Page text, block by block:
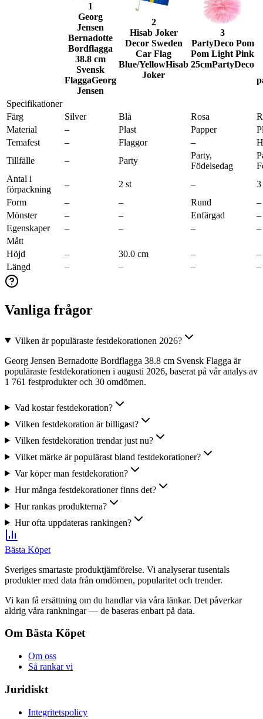
1
Georg
Jensen
Bernadotte
Bordflagga
38.8 cm
Svensk
FlaggaGeorg
Jensen
2
Hisab Joker
Decor Sweden
Car Flag
Blue/YellowHisab
Joker
3
PartyDeco Pom
Pom Light Pink
25cmPartyDeco
Specifikationer
Färg
Silver Blå Rosa
Material
– Plast Papper
Temafest
– Flaggor –
Tillfälle
– Party
Party,
Födelsedag
Antal i
förpackning
– 2 st –
3
Form
– – Rund
–
Mönster
– – Enfärgad
–
Egenskaper
– – –
–
Mått
Höjd
– 30.0 cm –
–
Längd
– – – –
Vanliga frågor
Vilken är populäraste festdekorationen 2026?
Georg Jensen Bernadotte Bordflagga 38.8 cm Svensk Flagga är
populäraste festdekorationen i augusti 2026, baserat på vår analys av
1 761 festprodukter och 30 omdömen.
Vad kostar festdekoration?
Vilken festdekoration är billigast?
Vilken festdekoration trendar just nu?
Vilket märke är populärast bland festdekorationer?
Var köper man festdekoration?
Hur många festdekorationer finns det?
Hur rankas produkterna?
Hur ofta uppdateras rankingen?
Bästa Köpet
Sveriges smartaste produktjämförelse. Vi analyserar tusentals
produkter med data från omdömen, popularitet och trender.
Vi kan få ersättning om du handlar via våra länkar. Det påverkar
aldrig våra rankningar — de baseras enbart på data.
Om Bästa Köpet
Om oss
Så rankar vi
Juridiskt
Integritetspolicy